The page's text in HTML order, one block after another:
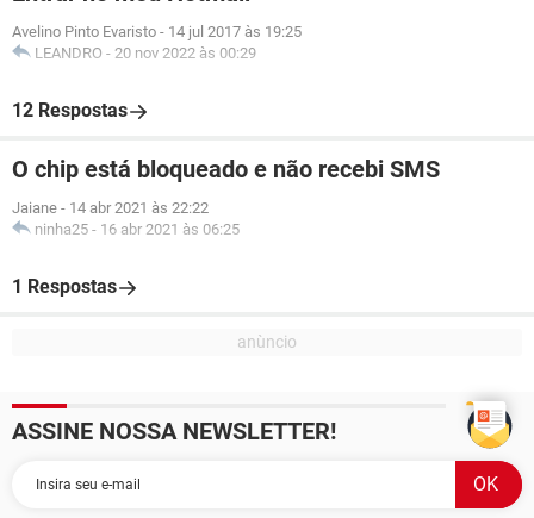
Avelino Pinto Evaristo - 14 jul 2017 às 19:25
LEANDRO - 20 nov 2022 às 00:29
12 Respostas
O chip está bloqueado e não recebi SMS
Jaiane - 14 abr 2021 às 22:22
ninha25 - 16 abr 2021 às 06:25
1 Respostas
ASSINE NOSSA NEWSLETTER!